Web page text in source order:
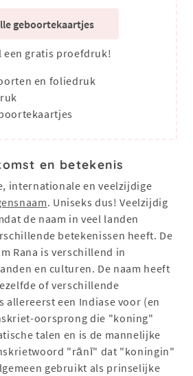
geboortekaartjes
een gratis proefdruk!
en foliedruk
en betekenis
internationale en veelzijdige
. Uniseks dus! Veelzijdig
de naam in veel landen
betekenissen heeft. De
Rana is verschillend in
en culturen. De naam heeft
of verschillende
allereerst een Indiase voor (en
oorsprong die "koning"
talen en is de mannelijke
"rānī" dat "koningin"
gebruikt als prinselijke